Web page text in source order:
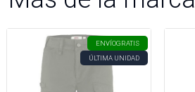
ENVÍOGRATIS
ÚLTIMA UNIDAD